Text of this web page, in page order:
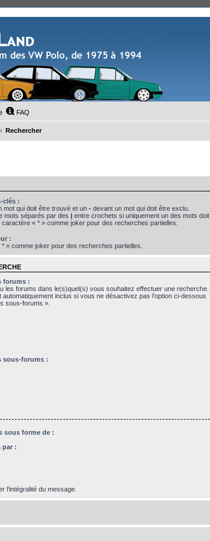
FAQ
Rechercher
clés :
mot qui doit être trouvé et un - devant un mot qui doit être exclu.
mots séparés par des | entre crochets si uniquement un des mots doit
« * » comme joker pour des recherches partielles.
:
» comme joker pour des recherches partielles.
forums :
les forums dans le(s)quel(s) vous souhaitez effectuer une recherche.
automatiquement inclus si vous ne désactivez pas l’option ci-dessous
sous-forums ».
sous-forums :
sous forme de :
par :
l’intégralité du message.